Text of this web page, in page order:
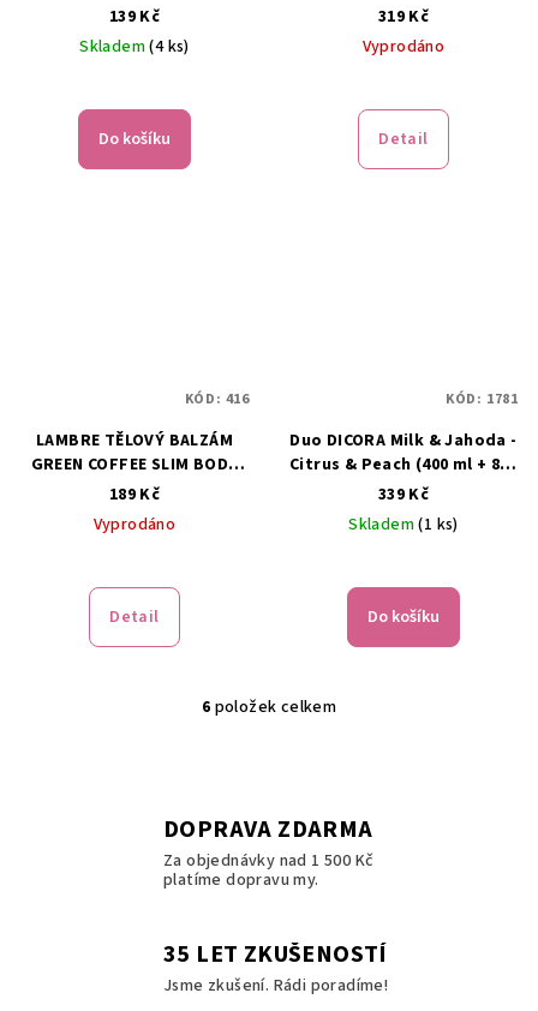
139 Kč
Skladem(4 ks)
Do košíku
319 Kč
Vyprodáno
Detail
LAMBRE TĚLOVÝ BALZÁM
GREEN COFFEE SLIM BODY
EXPERT 150ML
189 Kč
Vyprodáno
Detail
KÓD: 416
Duo DICORA Milk & Jahoda -
Citrus & Peach (400 ml + 825
ml)
339 Kč
Skladem(1 ks)
Do košíku
KÓD: 1781
O
d
a
c
p
r
v
6 položek celkem
DOPRAVA ZDARMA
Za objednávky nad 1 500 Kč
platíme dopravu my.
35 LET ZKUŠENOSTÍ
Jsme zkušení. Rádi poradíme!